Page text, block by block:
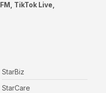
FM, TikTok Live,
StarBiz
StarCare